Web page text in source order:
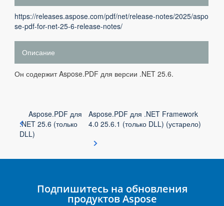
https://releases.aspose.com/pdf/net/release-notes/2025/aspo
se-pdf-for-net-25-6-release-notes/
Описание
Он содержит Aspose.PDF для версии .NET 25.6.
Aspose.PDF для
.NET 25.6 (только
DLL)
Aspose.PDF для .NET Framework
4.0 25.6.1 (только DLL) (устарело)
Подпишитесь на обновления
продуктов Aspose